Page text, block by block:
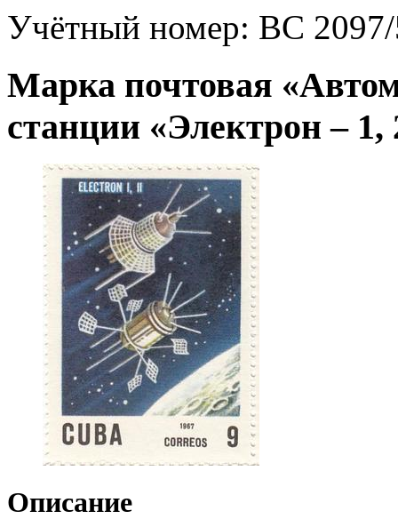
Учётный номер: ВС
Марка почтовая
станции «Электрон – 1,
Описание